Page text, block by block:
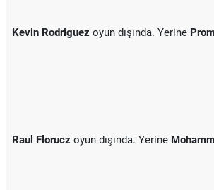
Kevin Rodriguez oyun dışında. Yerine
Raul Florucz oyun dışında. Yerine